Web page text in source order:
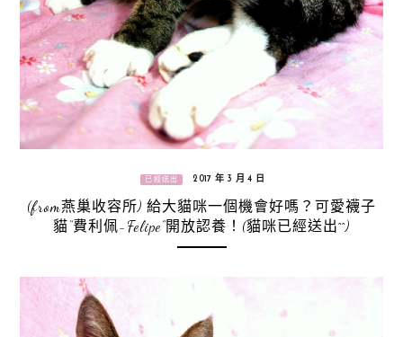
已經送出 2017 年 3 月 4 日
(from燕巢收容所) 給大貓咪一個機會好嗎？可愛襪子
貓“費利佩-Felipe”開放認養！(貓咪已經送出^^)